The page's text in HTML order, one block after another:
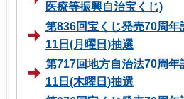
医療等振興自治宝くじ)
第836回宝くじ発売70周年
11日(月曜日)抽選
第717回地方自治法70周年
11日(木曜日)抽選